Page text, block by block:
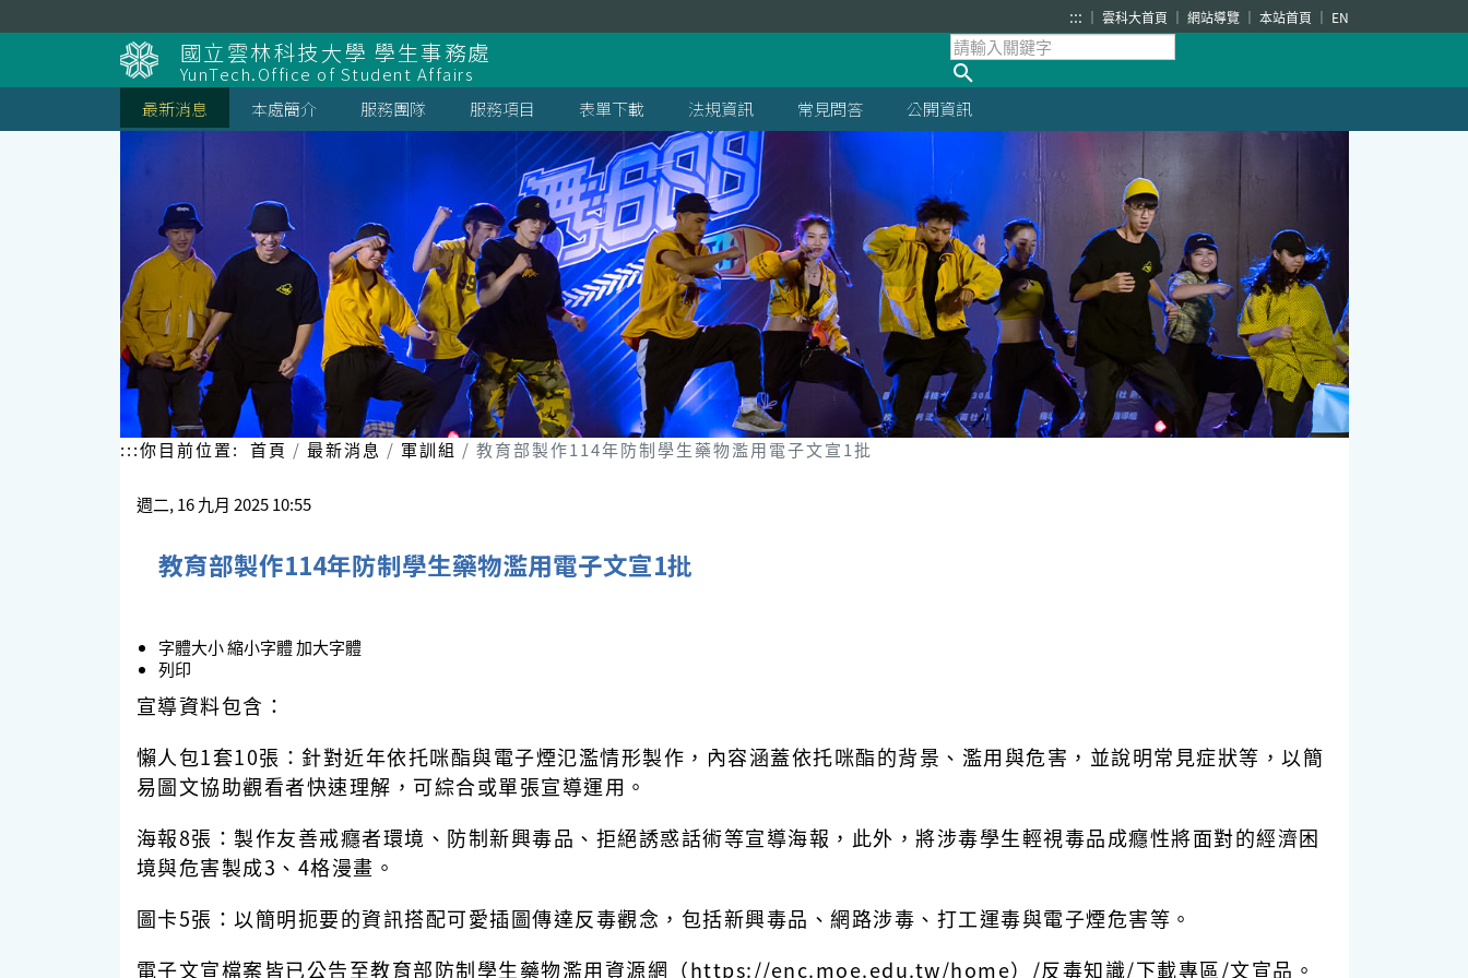
到
主
要
內
容
::: 雲科大首頁 網站導覽 本站首頁 EN
國立雲林科技大學 學生事務處
YunTech.Office of Student Affairs
最新消息
本處簡介 服務團隊 服務項目 表單下載 法規資訊 常見問答 公開資訊
:::你目前位置: 首頁 最新消息 軍訓組 教育部製作114年防制學生藥物濫用電子文宣1批
週二, 16 九月 2025 10:55
教育部製作114年防制學生藥物濫用電子文宣1批
字體大小縮小字體加大字體
列印
宣導資料包含：
懶人包1套10張 ：針對近年依托咪酯與電子煙氾濫情形製作，內容涵蓋依托咪酯的背景、濫用與危害，並說明常見症狀等，以簡
易圖文協助觀看者快速理解，可綜合或單張宣導運用。
海報8張： 製作友善戒癮者環境、防制新興毒品、拒絕誘惑話術等宣導海報，此外，將涉毒學生輕視毒品成癮性將面對的經濟困
境與危害製成3、4格漫畫。
圖卡5張： 以簡明扼要的資訊搭配可愛插圖傳達反毒觀念，包括新興毒品、網路涉毒、打工運毒與電子煙危害等。
電子文宣檔案皆已公告至教育部防制學生藥物濫用資源網（https://enc.moe.edu.tw/home）/反毒知識/下載專區/文宣品。